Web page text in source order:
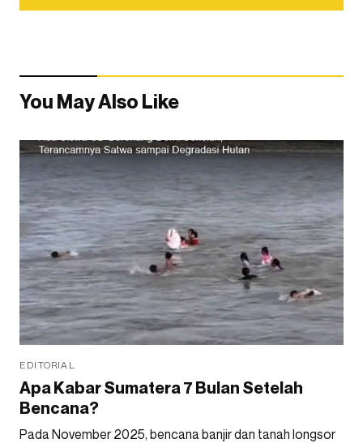
You May Also Like
EDITORIAL
Apa Kabar Sumatera 7 Bulan Setelah
Bencana?
Pada November 2025, bencana banjir dan tanah longsor